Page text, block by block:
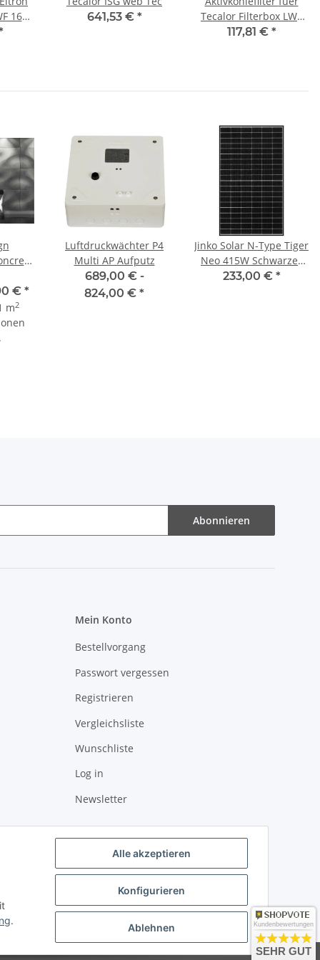
160 -
641,53 € *
Tecalor Filterbox LWF
FBF 160 Artikelnummer117,81 € *
€ *
m2
Luftdruckwächter P4
Multi AP Aufputz
689,00 € -
824,00 € *
Jinko Solar N-Type Tiger
Neo 415W Schwarzer
Rahmen MC4 JKM-
233,00 € *
Abonnieren
Mein Konto
Bestellvorgang
Passwort vergessen
Registrieren
Vergleichsliste
Wunschliste
Log in
Newsletter
.
Alle akzeptieren
Konfigurieren
Ablehnen Kundenbewertungen
SEHR GUT